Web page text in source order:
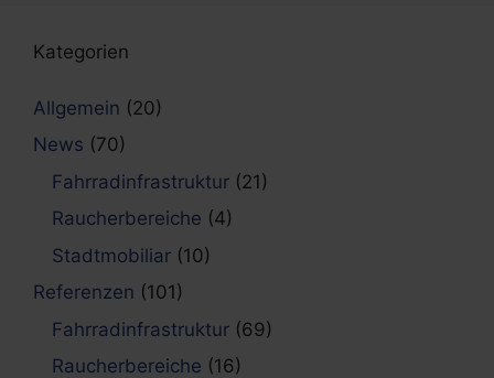
Kategorien
Allgemein (20)
News (70)
Fahrradinfrastruktur (21)
Raucherbereiche (4)
Stadtmobiliar (10)
Referenzen (101)
Fahrradinfrastruktur (69)
Raucherbereiche (16)